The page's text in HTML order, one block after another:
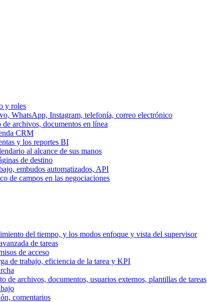
y roles
WhatsApp, Instagram, telefonía, correo electrónico
archivos, documentos en línea
CRM
y los reportes BI
al alcance de sus manos
de destino
embudos automatizados, API
de campos en las negociaciones
del tiempo, y los modos enfoque y vista del supervisor
de tareas
de acceso
de trabajo, eficiencia de la tarea y KPI
de archivos, documentos, usuarios externos, plantillas de tareas
comentarios